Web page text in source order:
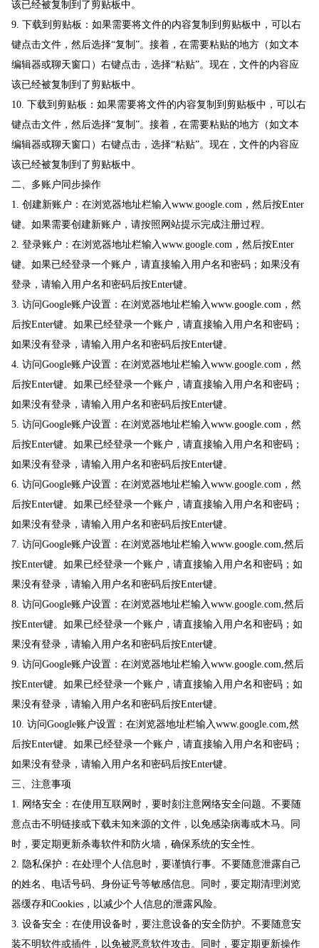
该已经被复制到了剪贴板中。
9. 下载到剪贴板：如果需要将文件的内容复制到剪贴板中，可以右
键点击文件，然后选择“复制”。接着，在需要粘贴的地方（如文本
编辑器或聊天窗口）右键点击，选择“粘贴”。现在，文件的内容应
该已经被复制到了剪贴板中。
10. 下载到剪贴板：如果需要将文件的内容复制到剪贴板中，可以右
键点击文件，然后选择“复制”。接着，在需要粘贴的地方（如文本
编辑器或聊天窗口）右键点击，选择“粘贴”。现在，文件的内容应
该已经被复制到了剪贴板中。
二、多账户同步操作
1. 创建新账户：在浏览器地址栏输入www.google.com，然后按Enter
键。如果需要创建新账户，请按照网站提示完成注册过程。
2. 登录账户：在浏览器地址栏输入www.google.com，然后按Enter
键。如果已经登录一个账户，请直接输入用户名和密码；如果没有
登录，请输入用户名和密码后按Enter键。
3. 访问Google账户设置：在浏览器地址栏输入www.google.com，然
后按Enter键。如果已经登录一个账户，请直接输入用户名和密码；
如果没有登录，请输入用户名和密码后按Enter键。
4. 访问Google账户设置：在浏览器地址栏输入www.google.com，然
后按Enter键。如果已经登录一个账户，请直接输入用户名和密码；
如果没有登录，请输入用户名和密码后按Enter键。
5. 访问Google账户设置：在浏览器地址栏输入www.google.com，然
后按Enter键。如果已经登录一个账户，请直接输入用户名和密码；
如果没有登录，请输入用户名和密码后按Enter键。
6. 访问Google账户设置：在浏览器地址栏输入www.google.com，然
后按Enter键。如果已经登录一个账户，请直接输入用户名和密码；
如果没有登录，请输入用户名和密码后按Enter键。
7. 访问Google账户设置：在浏览器地址栏输入www.google.com,然后
按Enter键。如果已经登录一个账户，请直接输入用户名和密码；如
果没有登录，请输入用户名和密码后按Enter键。
8. 访问Google账户设置：在浏览器地址栏输入www.google.com,然后
按Enter键。如果已经登录一个账户，请直接输入用户名和密码；如
果没有登录，请输入用户名和密码后按Enter键。
9. 访问Google账户设置：在浏览器地址栏输入www.google.com,然后
按Enter键。如果已经登录一个账户，请直接输入用户名和密码；如
果没有登录，请输入用户名和密码后按Enter键。
10. 访问Google账户设置：在浏览器地址栏输入www.google.com,然
后按Enter键。如果已经登录一个账户，请直接输入用户名和密码；
如果没有登录，请输入用户名和密码后按Enter键。
三、注意事项
1. 网络安全：在使用互联网时，要时刻注意网络安全问题。不要随
意点击不明链接或下载未知来源的文件，以免感染病毒或木马。同
时，要定期更新杀毒软件和防火墙，确保系统的安全性。
2. 隐私保护：在处理个人信息时，要谨慎行事。不要随意泄露自己
的姓名、电话号码、身份证号等敏感信息。同时，要定期清理浏览
器缓存和Cookies，以减少个人信息的泄露风险。
3. 设备安全：在使用设备时，要注意设备的安全防护。不要随意安
装不明软件或插件，以免被恶意软件攻击。同时，要定期更新操作